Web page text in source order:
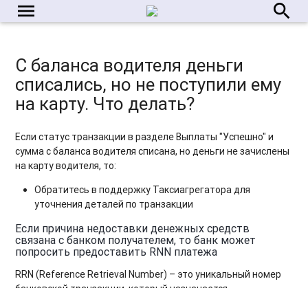
menu search
С баланса водителя деньги
списались, но не поступили ему
на карту. Что делать?
Если статус транзакции в разделе Выплаты "Успешно" и
сумма с баланса водителя списана, но деньги не зачислены
на карту водителя, то:
Обратитесь в поддержку Таксиагрегатора для
уточнения деталей по транзакции
Если причина недоставки денежных средств
связана с банком получателем, то банк может
попросить предоставить RNN платежа
RRN (Reference Retrieval Number) – это уникальный номер